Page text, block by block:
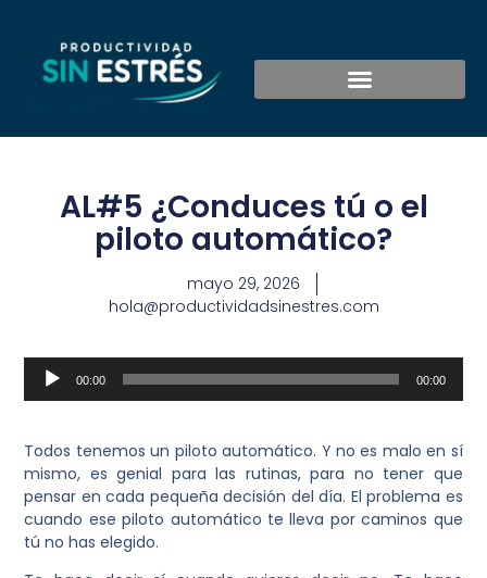
AL#5 ¿Conduces tú o el
piloto automático?
mayo 29, 2026
hola@productividadsinestres.com
Reproductor
00:00 00:00
Todos tenemos un piloto automático. Y no es malo en sí
mismo, es genial para las rutinas, para no tener que
pensar en cada pequeña decisión del día. El problema es
cuando ese piloto automático te lleva por caminos que
tú no has elegido.